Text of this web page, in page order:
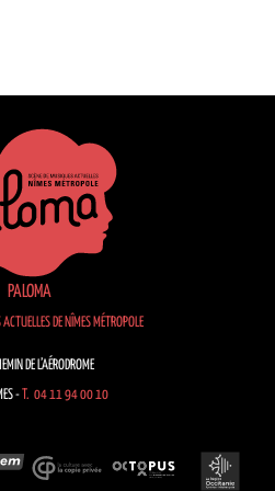
PALOMA
DE NÎMES MÉTROPOLE
DE L’AÉRODROME
- T. 04 11 94 00 10